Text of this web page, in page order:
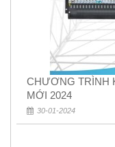
CHƯƠNG TRÌNH
MỚI 2024
30-01-2024